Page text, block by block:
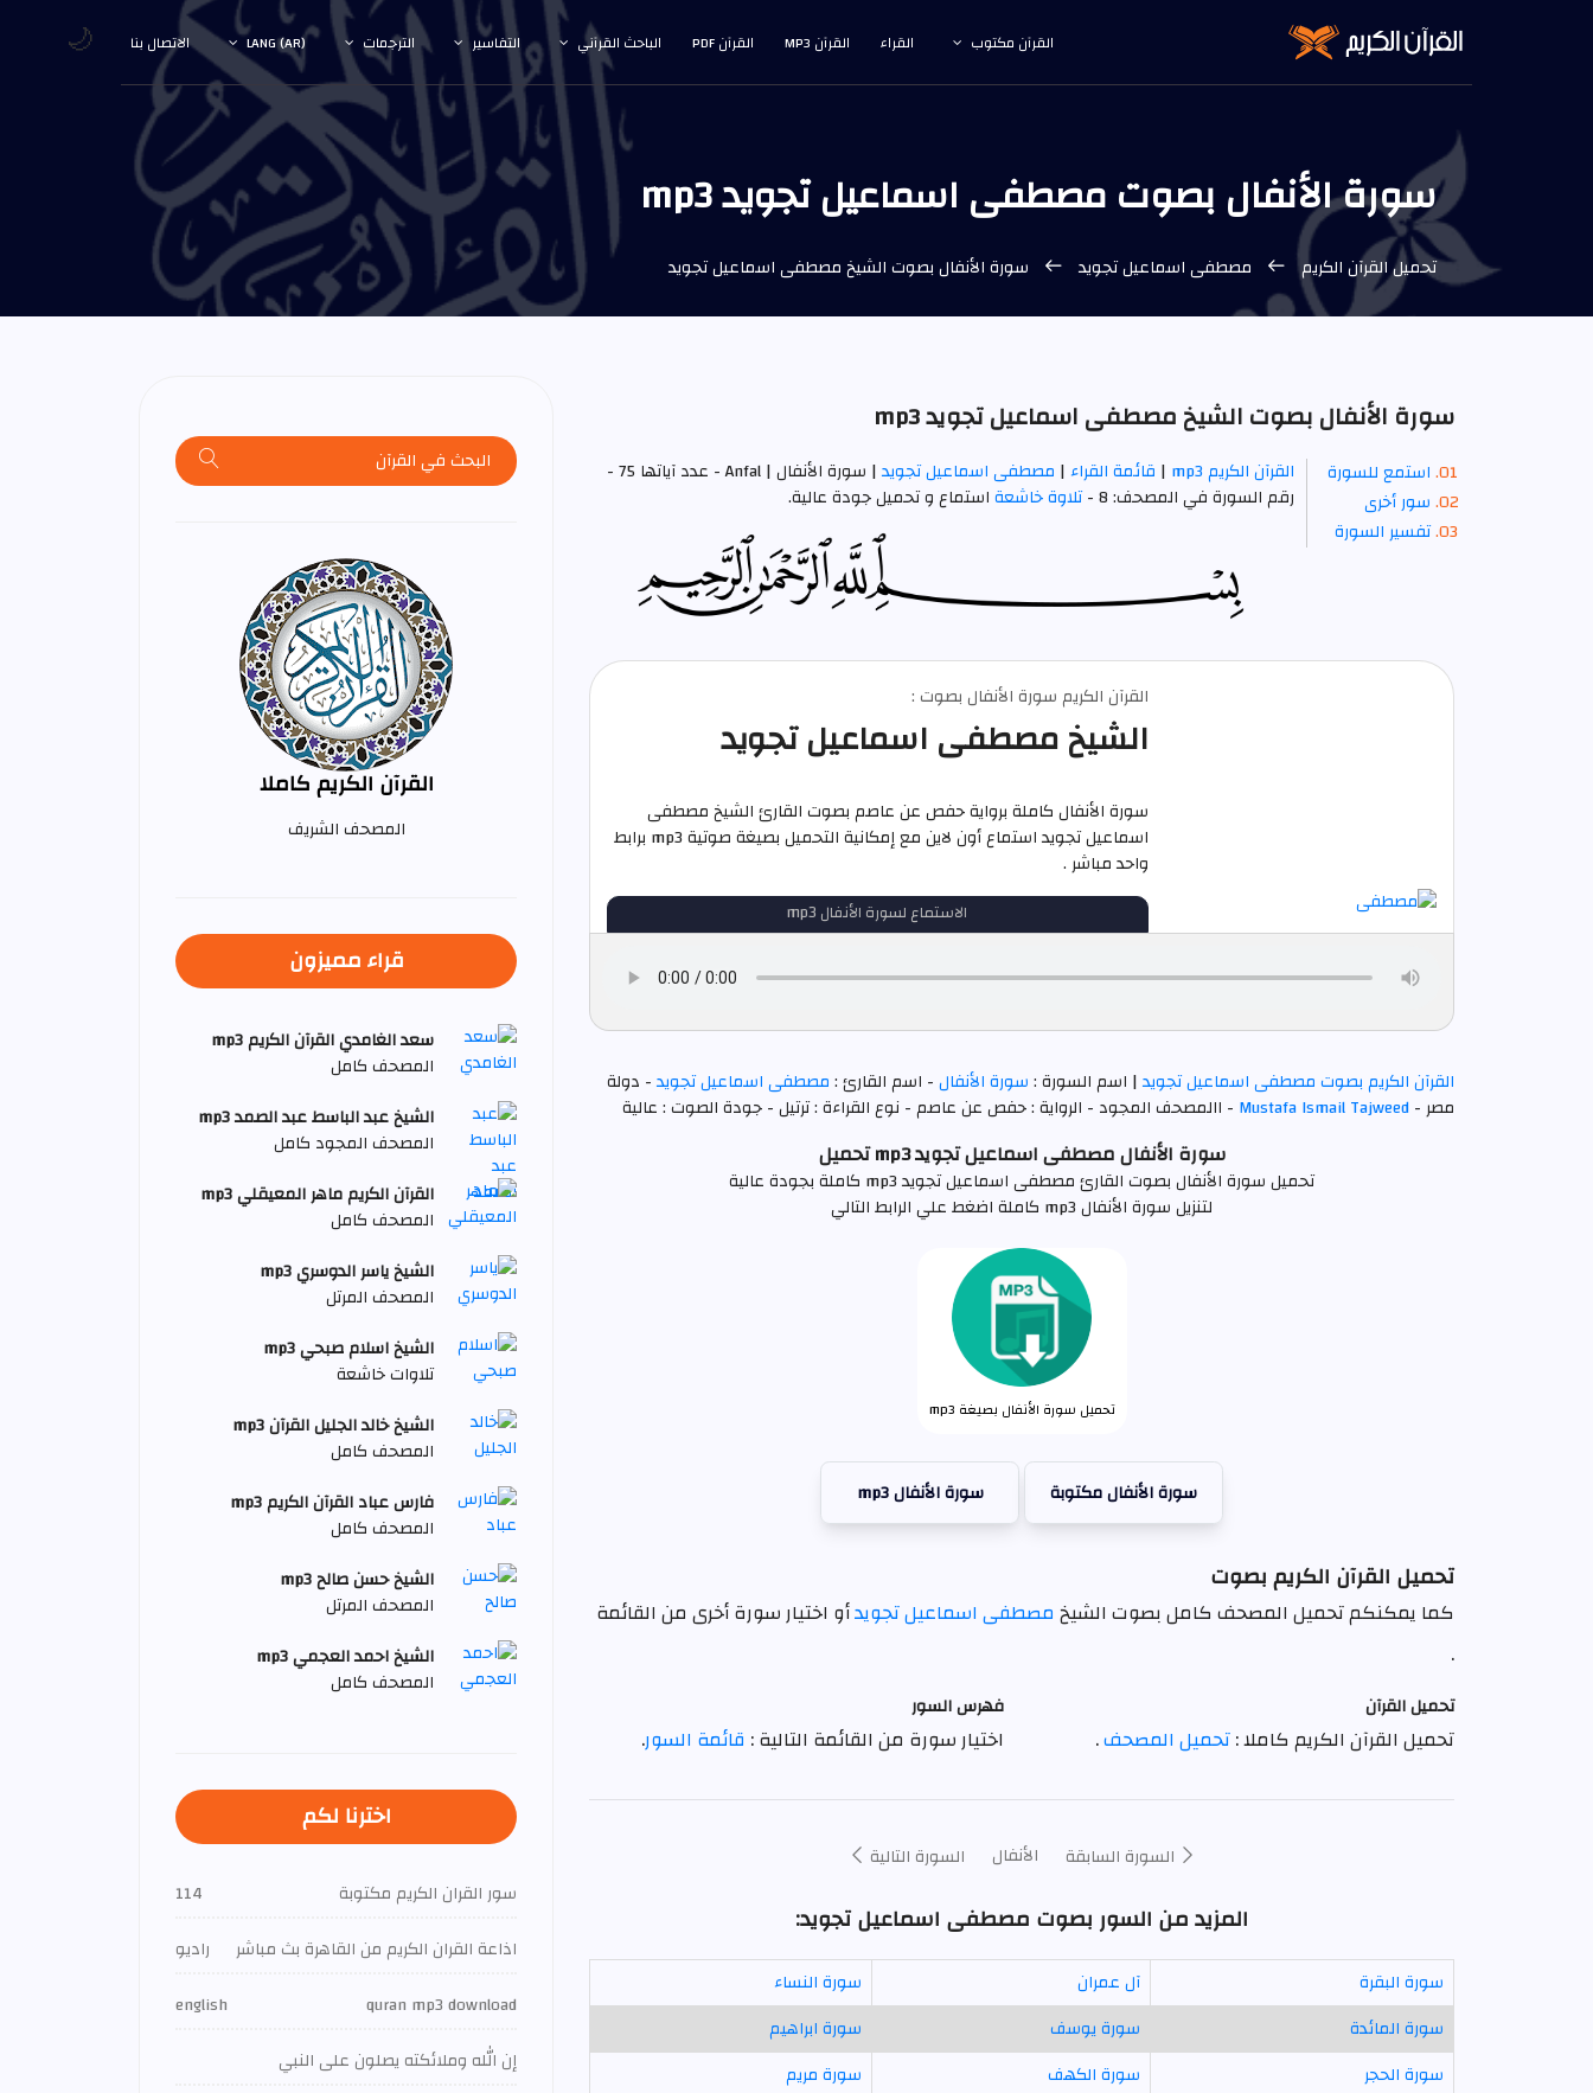
القرآن مكتوب القراء القرآن MP3 القرآن PDF الباحث القرآني التفاسير الترجمات LANG (AR) الاتصال بنا
سورة الأنفال بصوت مصطفى اسماعيل تجويد mp3
تحميل القرآن الكريم مصطفى اسماعيل تجويد سورة الأنفال بصوت الشيخ مصطفى اسماعيل تجويد
سورة الأنفال بصوت الشيخ مصطفى اسماعيل تجويد mp3
استمع للسورة
سور أخرى
تفسير السورة
القرآن الكريم mp3 | قائمة القراء| مصطفى اسماعيل تجويد
| سورة الأنفال | Anfal - عدد آياتها 75 -
رقم السورة في المصحف: 8 -
تلاوة خاشعةاستماع و تحميل جودة عالية.
القرآن الكريم سورة الأنفال بصوت :
الشيخ مصطفى اسماعيل تجويد
سورة الأنفال كاملة برواية حفص عن عاصم بصوت القارئ الشيخ مصطفى
اسماعيل تجويد استماع أون لاين مع إمكانية التحميل بصيغة صوتية mp3 برابط
واحد مباشر .
الاستماع لسورة الأنفال mp3
القرآن الكريم بصوت مصطفى اسماعيل تجويد| اسم السورة :سورة الأنفال- اسم القارئ :مصطفى اسماعيل تجويد- دولة
مصر -Mustafa Ismail Tajweed - االمصحف المجود - الرواية : حفص عن عاصم - نوع القراءة : ترتيل - جودة الصوت : عالية
سورة الأنفال مصطفى اسماعيل تجويد mp3 تحميل
تحميل سورة الأنفال بصوت القارئ مصطفى اسماعيل تجويد mp3 كاملة بجودة عالية
لتنزيل سورة الأنفال mp3 كاملة اضغط علي الرابط التالي
تحميل سورة الأنفال بصيغة mp3
سورة الأنفال مكتوبة سورة الأنفال mp3
تحميل القرآن الكريم بصوت
كما يمكنكم تحميل المصحف كامل بصوت الشيخ مصطفى اسماعيل تجويدأو اختيار سورة أخرى من القائمة
.
تحميل القرآن
تحميل القرآن الكريم كاملا :تحميل المصحف.
فهرس السور
اختيار سورة من القائمة التالية : قائمة السور.
السورة السابقة الأنفال السورة التالية
المزيد من السور بصوت مصطفى اسماعيل تجويد:
سورة البقرة آل عمران
سورة النساء
سورة المائدة
سورة يوسف
سورة ابراهيم
سورة الحجر
سورة الكهف
سورة مريم
القرآن الكريم كاملا
المصحف الشريف
قراء مميزون
سعد الغامدي القرآن الكريم mp3
المصحف كامل
الشيخ عبد الباسط عبد الصمد mp3
المصحف المجود كامل
القرآن الكريم ماهر المعيقلي mp3
المصحف كامل
الشيخ ياسر الدوسري mp3
المصحف المرتل
الشيخ اسلام صبحي mp3
تلاوات خاشعة
الشيخ خالد الجليل القرآن mp3
المصحف كامل
فارس عباد القرآن الكريم mp3
المصحف كامل
الشيخ حسن صالح mp3
المصحف المرتل
الشيخ احمد العجمي mp3
المصحف كامل
اخترنا لكم
سور القران الكريم مكتوبة
114
اذاعة القران الكريم من القاهرة بث مباشر
راديو
quran mp3 download
english
إن الله وملائكته يصلون على النبي
🌙